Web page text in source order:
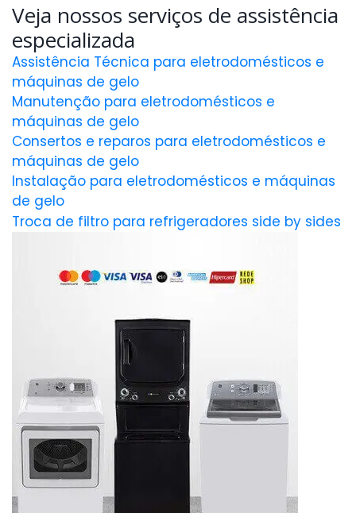
Veja nossos serviços de assistência
especializada
Assistência Técnica para eletrodomésticos e
máquinas de gelo
Manutenção para eletrodomésticos e
máquinas de gelo
Consertos e reparos para eletrodomésticos e
máquinas de gelo
Instalação para eletrodomésticos e máquinas
de gelo
Troca de filtro para refrigeradores side by sides